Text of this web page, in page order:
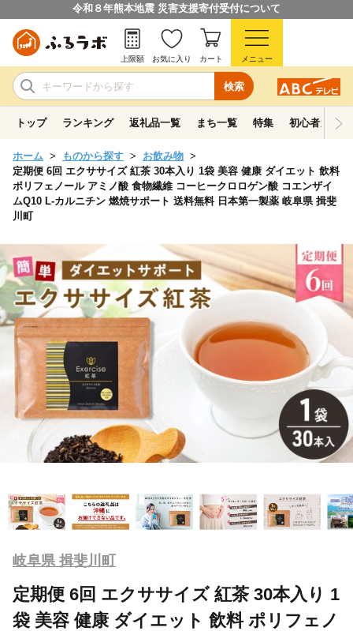
令和８年熊本地震 災害支援寄付受付について
検索
上限額 お気に入り カート メニュー
トップ ランキング 返礼品一覧 まち一覧 特集 初心者ガイド
ホーム ものから探す
お飲み物
定期便 6回 エクササイズ 紅茶 30本入り 1袋 美容 健康 ダイエット 飲料
ポリフェノール アミノ酸 食物繊維 コーヒークロロゲン酸 コエンザイ
ムQ10 L-カルニチン 燃焼サポート 送料無料 日本第一製薬 岐阜県 揖斐
川町
岐阜県 揖斐川町
定期便 6回 エクササイズ 紅茶 30本入り 1
袋 美容 健康 ダイエット 飲料 ポリフェノ